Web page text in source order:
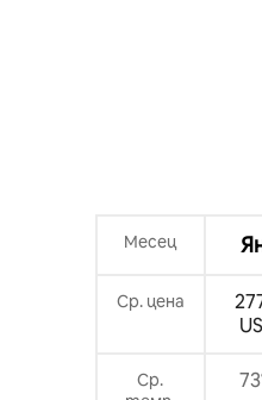
Месец
Ср. цена
Ср.